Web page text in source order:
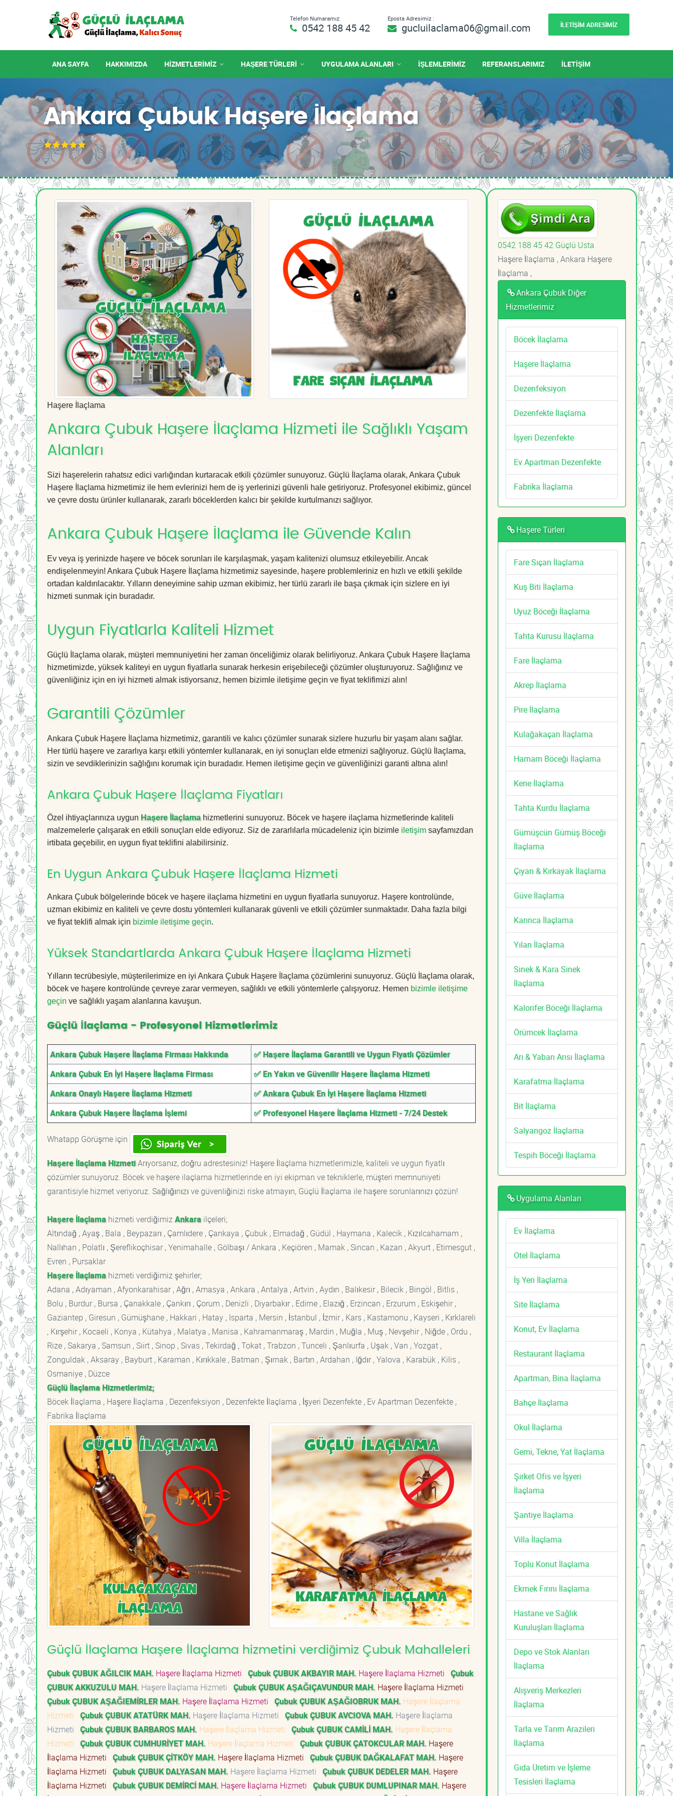
Telefon Numaramız:
0542 188 45 42
Eposta Adresimiz :
gucluilaclama06@gmail.com İLETİŞİM ADRESİMİZ
ANA SAYFA HAKKIMIZDA HIZMETLERIMIZ HAŞERE TÜRLERİ UYGULAMA ALANLARI İŞLEMLERİMİZ REFERANSLARIMIZ İLETİŞİM
Ankara Çubuk Haşere İlaçlama
Haşere İlaçlama
Ankara Çubuk Haşere İlaçlama Hizmeti ile Sağlıklı Yaşam
Alanları
Sizi haşerelerin rahatsız edici varlığından kurtaracak etkili çözümler sunuyoruz. Güçlü İlaçlama olarak, Ankara Çubuk
Haşere İlaçlama hizmetimiz ile hem evlerinizi hem de iş yerlerinizi güvenli hale getiriyoruz. Profesyonel ekibimiz, güncel
ve çevre dostu ürünler kullanarak, zararlı böceklerden kalıcı bir şekilde kurtulmanızı sağlıyor.
Ankara Çubuk Haşere İlaçlama ile Güvende Kalın
Ev veya iş yerinizde haşere ve böcek sorunları ile karşılaşmak, yaşam kalitenizi olumsuz etkileyebilir. Ancak
endişelenmeyin! Ankara Çubuk Haşere İlaçlama hizmetimiz sayesinde, haşere problemleriniz en hızlı ve etkili şekilde
ortadan kaldırılacaktır. Yılların deneyimine sahip uzman ekibimiz, her türlü zararlı ile başa çıkmak için sizlere en iyi
hizmeti sunmak için buradadır.
Uygun Fiyatlarla Kaliteli Hizmet
Güçlü İlaçlama olarak, müşteri memnuniyetini her zaman önceliğimiz olarak belirliyoruz. Ankara Çubuk Haşere İlaçlama
hizmetimizde, yüksek kaliteyi en uygun fiyatlarla sunarak herkesin erişebileceği çözümler oluşturuyoruz. Sağlığınız ve
güvenliğiniz için en iyi hizmeti almak istiyorsanız, hemen bizimle iletişime geçin ve fiyat teklifimizi alın!
Garantili Çözümler
Ankara Çubuk Haşere İlaçlama hizmetimiz, garantili ve kalıcı çözümler sunarak sizlere huzurlu bir yaşam alanı sağlar.
Her türlü haşere ve zararlıya karşı etkili yöntemler kullanarak, en iyi sonuçları elde etmenizi sağlıyoruz. Güçlü İlaçlama,
sizin ve sevdiklerinizin sağlığını korumak için buradadır. Hemen iletişime geçin ve güvenliğinizi garanti altına alın!
Ankara Çubuk Haşere İlaçlama Fiyatları
Özel ihtiyaçlarınıza uygun Haşere İlaçlamahizmetlerini sunuyoruz. Böcek ve haşere ilaçlama hizmetlerinde kaliteli
malzemelerle çalışarak en etkili sonuçları elde ediyoruz. Siz de zararlılarla mücadeleniz için bizimle iletişim sayfamızdan
irtibata geçebilir, en uygun fiyat teklifini alabilirsiniz.
En Uygun Ankara Çubuk Haşere İlaçlama Hizmeti
Ankara Çubuk bölgelerinde böcek ve haşere ilaçlama hizmetini en uygun fiyatlarla sunuyoruz. Haşere kontrolünde,
uzman ekibimiz en kaliteli ve çevre dostu yöntemleri kullanarak güvenli ve etkili çözümler sunmaktadır. Daha fazla bilgi
ve fiyat teklifi almak için bizimle iletişime geçin.
Yüksek Standartlarda Ankara Çubuk Haşere İlaçlama Hizmeti
Yılların tecrübesiyle, müşterilerimize en iyi Ankara Çubuk Haşere İlaçlama çözümlerini sunuyoruz. Güçlü İlaçlama olarak,
böcek ve haşere kontrolünde çevreye zarar vermeyen, sağlıklı ve etkili yöntemlerle çalışıyoruz. Hemen bizimle iletişime
geçin ve sağlıklı yaşam alanlarına kavuşun.
Güçlü İlaçlama - Profesyonel Hizmetlerimiz
Ankara Çubuk Haşere İlaçlama Firması Hakkında
✅ Haşere İlaçlama Garantili ve Uygun Fiyatlı Çözümler
Ankara Çubuk En İyi Haşere İlaçlama Firması
✅ En Yakın ve Güvenilir Haşere İlaçlama Hizmeti
Ankara Onaylı Haşere İlaçlama Hizmeti
✅ Ankara Çubuk En İyi Haşere İlaçlama Hizmeti
Ankara Çubuk Haşere İlaçlama İşlemi
✅ Profesyonel Haşere İlaçlama Hizmeti - 7/24 Destek
Whatapp Görüşme için
Haşere İlaçlama HizmetiArıyorsanız, doğru adrestesiniz! Haşere İlaçlama hizmetlerimizle, kaliteli ve uygun fiyatlı
çözümler sunuyoruz. Böcek ve haşere ilaçlama hizmetlerinde en iyi ekipman ve tekniklerle, müşteri memnuniyeti
garantisiyle hizmet veriyoruz. Sağlığınızı ve güvenliğinizi riske atmayın, Güçlü İlaçlama ile haşere sorunlarınızı çözün!
Haşere İlaçlama hizmeti verdiğimizAnkara ilçeleri;
Altındağ , Ayaş , Bala , Beypazarı , Çamlıdere , Çankaya , Çubuk , Elmadağ , Güdül , Haymana , Kalecik , Kızılcahamam ,
Nallıhan , Polatlı , Şereflikoçhisar , Yenimahalle , Gölbaşı / Ankara , Keçiören , Mamak , Sincan , Kazan , Akyurt , Etimesgut ,
Evren , Pursaklar
Haşere İlaçlama hizmeti verdiğimiz şehirler;
Adana , Adıyaman , Afyonkarahisar , Ağrı , Amasya , Ankara , Antalya , Artvin , Aydın , Balıkesir , Bilecik , Bingöl , Bitlis ,
Bolu , Burdur , Bursa , Çanakkale , Çankırı , Çorum , Denizli , Diyarbakır , Edirne , Elazığ , Erzincan , Erzurum , Eskişehir ,
Gaziantep , Giresun , Gümüşhane , Hakkari , Hatay , Isparta , Mersin , İstanbul , İzmir , Kars , Kastamonu , Kayseri , Kırklareli
, Kırşehir , Kocaeli , Konya , Kütahya , Malatya , Manisa , Kahramanmaraş , Mardin , Muğla , Muş , Nevşehir , Niğde , Ordu ,
Rize , Sakarya , Samsun , Siirt , Sinop , Sivas , Tekirdağ , Tokat , Trabzon , Tunceli , Şanlıurfa , Uşak , Van , Yozgat ,
Zonguldak , Aksaray , Bayburt , Karaman , Kırıkkale , Batman , Şırnak , Bartın , Ardahan , Iğdır , Yalova , Karabük , Kilis ,
Osmaniye , Düzce
Güçlü İlaçlama Hizmetlerimiz;
Böcek İlaçlama , Haşere İlaçlama , Dezenfeksiyon , Dezenfekte İlaçlama , İşyeri Dezenfekte , Ev Apartman Dezenfekte ,
Fabrika İlaçlama
Güçlü İlaçlama Haşere İlaçlama hizmetini verdiğimiz Çubuk Mahalleleri
Çubuk ÇUBUK AĞILCIK MAH. Haşere İlaçlama Hizmeti Çubuk ÇUBUK AKBAYIR MAH. Haşere İlaçlama Hizmeti Çubuk
ÇUBUK AKKUZULU MAH. Haşere İlaçlama Hizmeti Çubuk ÇUBUK AŞAĞIÇAVUNDUR MAH. Haşere İlaçlama Hizmeti
Çubuk ÇUBUK AŞAĞIEMİRLER MAH. Haşere İlaçlama Hizmeti Çubuk ÇUBUK AŞAĞIOBRUK MAH. Haşere İlaçlama
Hizmeti Çubuk ÇUBUK ATATÜRK MAH. Haşere İlaçlama Hizmeti Çubuk ÇUBUK AVCIOVA MAH. Haşere İlaçlama
Hizmeti Çubuk ÇUBUK BARBAROS MAH. Haşere İlaçlama Hizmeti Çubuk ÇUBUK CAMİLİ MAH. Haşere İlaçlama
Hizmeti Çubuk ÇUBUK CUMHURİYET MAH. Haşere İlaçlama Hizmeti Çubuk ÇUBUK ÇATOKCULAR MAH. Haşere
İlaçlama Hizmeti Çubuk ÇUBUK ÇİTKÖY MAH. Haşere İlaçlama Hizmeti Çubuk ÇUBUK DAĞKALAFAT MAH. Haşere
İlaçlama Hizmeti Çubuk ÇUBUK DALYASAN MAH. Haşere İlaçlama Hizmeti Çubuk ÇUBUK DEDELER MAH. Haşere
İlaçlama Hizmeti Çubuk ÇUBUK DEMİRCİ MAH. Haşere İlaçlama Hizmeti Çubuk ÇUBUK DUMLUPINAR MAH. Haşere
0542 188 45 42 Güçlü Usta
Haşere İlaçlama , Ankara Haşere
İlaçlama ,
Ankara Çubuk Diğer
Hizmetlerimiz
Böcek İlaçlama
Haşere İlaçlama
Dezenfeksiyon
Dezenfekte İlaçlama
İşyeri Dezenfekte
Ev Apartman Dezenfekte
Fabrika İlaçlama
Haşere Türleri
Fare Sıçan İlaçlama
Kuş Biti İlaçlama
Uyuz Böceği İlaçlama
Tahta Kurusu İlaçlama
Fare İlaçlama
Akrep İlaçlama
Pire İlaçlama
Kulağakaçan İlaçlama
Hamam Böceği İlaçlama
Kene İlaçlama
Tahta Kurdu İlaçlama
Gümüşcün Gümüş Böceği
İlaçlama
Çıyan & Kırkayak İlaçlama
Güve İlaçlama
Karınca İlaçlama
Yılan İlaçlama
Sinek & Kara Sinek
İlaçlama
Kalorifer Böceği İlaçlama
Örümcek İlaçlama
Arı & Yaban Arısı İlaçlama
Karafatma İlaçlama
Bit İlaçlama
Salyangoz İlaçlama
Tespih Böceği İlaçlama
Uygulama Alanları
Ev İlaçlama
Otel İlaçlama
İş Yeri İlaçlama
Site İlaçlama
Konut, Ev İlaçlama
Restaurant İlaçlama
Apartman, Bina İlaçlama
Bahçe İlaçlama
Okul İlaçlama
Gemi, Tekne, Yat İlaçlama
Şirket Ofis ve İşyeri
İlaçlama
Şantiye İlaçlama
Villa İlaçlama
Toplu Konut İlaçlama
Ekmek Fırını İlaçlama
Hastane ve Sağlık
Kuruluşları İlaçlama
Depo ve Stok Alanları
İlaçlama
Alışveriş Merkezleri
İlaçlama
Tarla ve Tarım Arazileri
İlaçlama
Gıda Üretim ve İşleme
Tesisleri İlaçlama